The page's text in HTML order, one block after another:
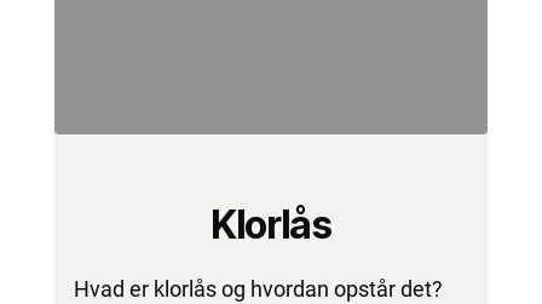
Klorlås
Hvad er klorlås og hvordan opstår det?